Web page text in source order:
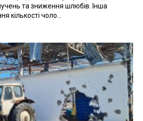
та зниження шлюбів. Інша
кількості чоло...